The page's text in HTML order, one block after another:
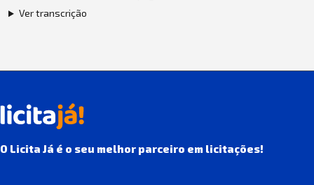
Ver transcrição
O Licita Já é o seu melhor parceiro em licitações!